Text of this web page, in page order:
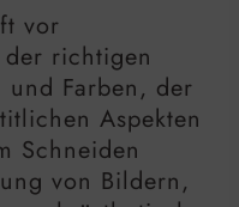
vor
richtigen
und Farben, der
Aspekten
Schneiden
von Bildern,